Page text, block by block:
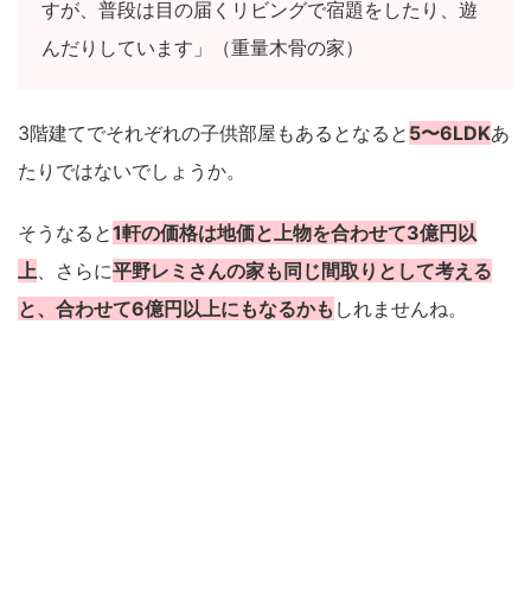
すが、普段は目の届くリビングで宿題をしたり、遊
んだりしています」（重量木骨の家）
3階建てでそれぞれの子供部屋もあるとなると 5〜6LDKあ
たりではないでしょうか。
そうなると1軒の価格は地価と上物を合わせて3億円以
上、さらに平野レミさんの家も同じ間取りとして考える
と、合わせて6億円以上にもなるかも しれませんね。